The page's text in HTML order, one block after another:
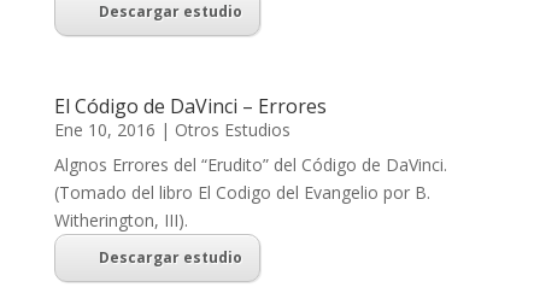
Descargar estudio
El Código de DaVinci – Errores
Ene 10, 2016 | Otros Estudios
Algnos Errores del “Erudito” del Código de DaVinci.
(Tomado del libro El Codigo del Evangelio por B.
Witherington, III).
Descargar estudio